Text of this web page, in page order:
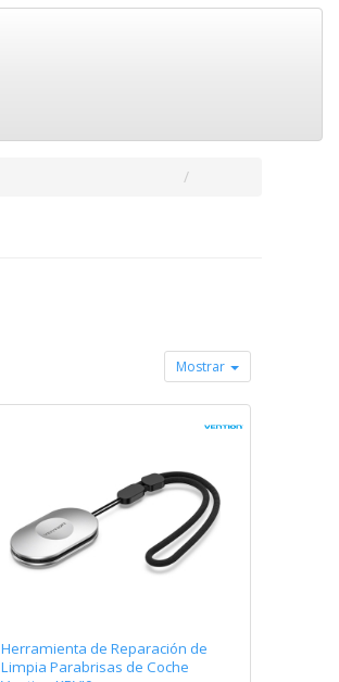
Mostrar
Herramienta de Reparación de
Limpia Parabrisas de Coche